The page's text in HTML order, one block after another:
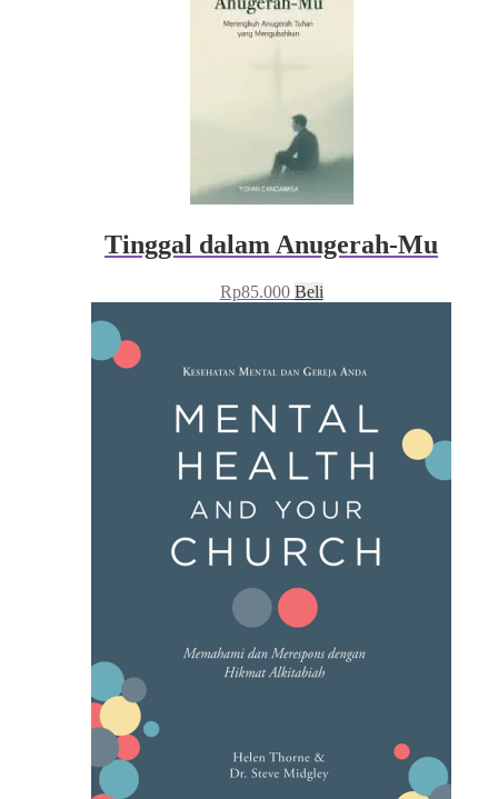
Tinggal dalam Anugerah-Mu
Rp85.000 Beli